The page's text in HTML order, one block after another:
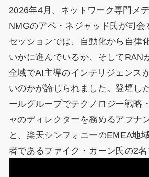
2026年4月、ネットワーク専門メ
NMGのアベ・ネジャッド氏が司会
セッションでは、自動化から自律
いかに進んでいるか、そしてRAN
全域でAI主導のインテリジェンス
いのかが論じられました。登壇し
ールグループでテクノロジー戦略
ャのディレクターを務めるアフナ
と、楽天シンフォニーのEMEA地
者であるファイク・カーン氏の2名